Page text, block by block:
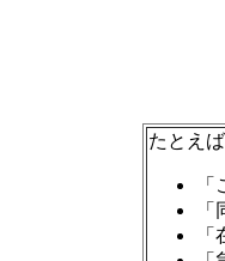
たとえ